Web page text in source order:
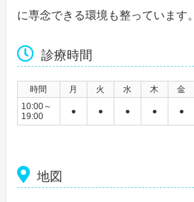
に専念できる環境も整っています。
診療時間
時間 月 火 水 木 金
10:00～
19:00
● ● ● ● ●
地図